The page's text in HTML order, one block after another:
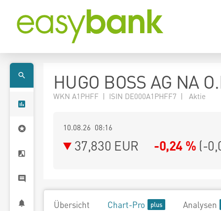
HUGO BOSS AG NA
WKN A1PHFF | ISIN DE000A1PHFF7 | Aktie
10.08.26 08:16
37,830 EUR -0,24 % (-
Übersicht Chart-Pro Analysen